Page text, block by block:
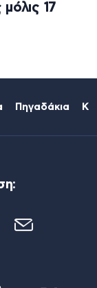
17
Πηγαδάκια